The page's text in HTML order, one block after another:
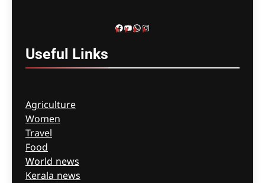
Facebook
YouTube
WhatsApp
Instagram
Useful Links
Agriculture
Women
Travel
Food
World news
Kerala news